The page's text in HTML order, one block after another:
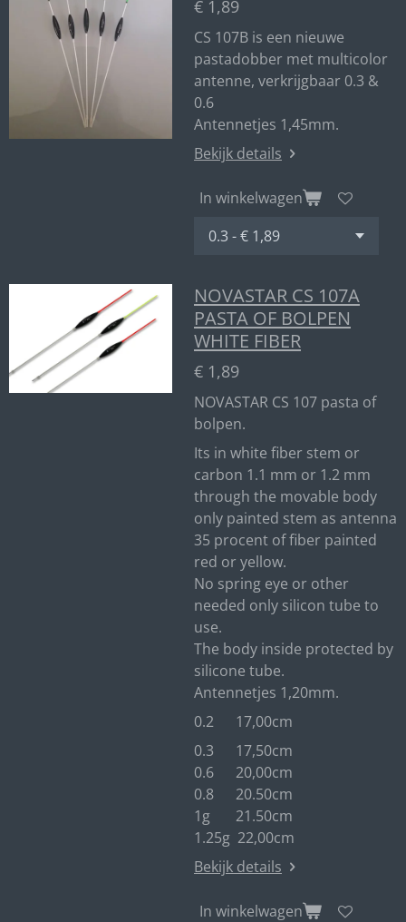
€ 1,89
CS 107B is een nieuwe
pastadobber met multicolor
antenne, verkrijgbaar 0.3 &
0.6
Antennetjes 1,45mm.
Bekijk details
In winkelwagen
NOVASTAR CS 107A
PASTA OF BOLPEN
WHITE FIBER
€ 1,89
NOVASTAR CS 107 pasta of
bolpen.
Its in white fiber stem or
carbon 1.1 mm or 1.2 mm
through the movable body
only painted stem as antenna
35 procent of fiber painted
red or yellow.
No spring eye or other
needed only silicon tube to
use.
The body inside protected by
silicone tube.
Antennetjes 1,20mm.
0.2 17,00cm
0.3 17,50cm
0.6 20,00cm
0.8 20.50cm
1g 21.50cm
1.25g 22,00cm
Bekijk details
In winkelwagen